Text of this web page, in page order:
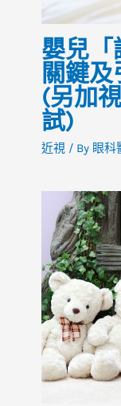
嬰兒「
關鍵及
(另加
試)
近視/ By 眼科